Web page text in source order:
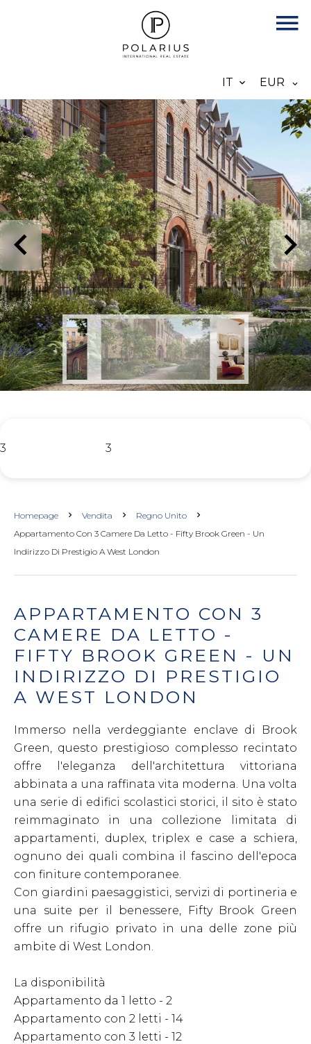
IT EUR
3 3
Homepage Vendita
Regno Unito
Appartamento Con 3 Camere Da Letto - Fifty Brook Green - Un
Indirizzo Di Prestigio A West London
APPARTAMENTO CON 3
CAMERE DA LETTO -
FIFTY BROOK GREEN - UN
INDIRIZZO DI PRESTIGIO
A WEST LONDON
Immerso nella verdeggiante enclave di Brook
Green, questo prestigioso complesso recintato
offre l'eleganza dell'architettura vittoriana
abbinata a una raffinata vita moderna. Una volta
una serie di edifici scolastici storici, il sito è stato
reimmaginato in una collezione limitata di
appartamenti, duplex, triplex e case a schiera,
ognuno dei quali combina il fascino dell'epoca
con finiture contemporanee.
Con giardini paesaggistici, servizi di portineria e
una suite per il benessere, Fifty Brook Green
offre un rifugio privato in una delle zone più
ambite di West London.
La disponibilità
Appartamento da 1 letto - 2
Appartamento con 2 letti - 14
Appartamento con 3 letti - 12